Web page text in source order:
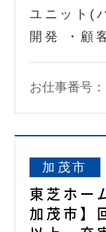
ユニット(
開発 ・顧
お仕事番号
加茂市
東芝ホー
加茂市】